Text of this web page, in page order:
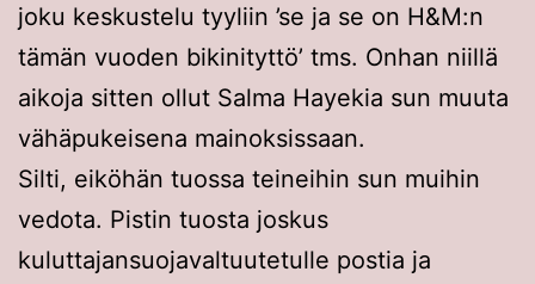
joku keskustelu tyyliin ’se ja se on H&M:n
tämän vuoden bikinityttö’ tms. Onhan niillä
aikoja sitten ollut Salma Hayekia sun muuta
vähäpukeisena mainoksissaan.
Silti, eiköhän tuossa teineihin sun muihin
vedota. Pistin tuosta joskus
kuluttajansuojavaltuutetulle postia ja